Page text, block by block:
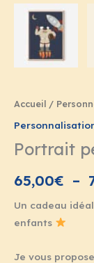
Accueil /
Portrait
65,00€ –
Un cadeau
enfants
Je vous